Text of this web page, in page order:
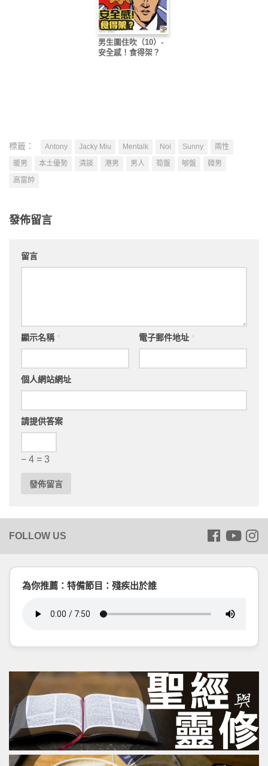
男生圍住吹（10）-
安全感！食得架？
標籤： Antony Jacky Miu Mentalk Noi Sunny
兩性
暖男
本土優勢 清談 港男 男人 筍盤 郇盤
韓男
高富帥
發佈留言
留言
顯示名稱 電子郵件地址
個人網站網址
請提供答案
− 4 = 3
為你推薦：特備節目：殘疾出於誰